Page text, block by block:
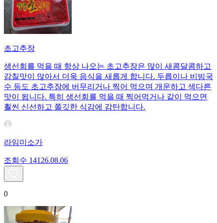
초고추장
생선회를 먹을 때 항상 나오는 초고추장은 많이 새콤달콤하고
감칠맛이 많아서 더욱 음식을 새롭게 합니다. 두릅이나 비빔국
수 등도 초고추장에 버무리거나 찍어 먹으며 개운하고 색다른
맛이 됩니다. 특히 생선회를 먹을 때 찍어먹거나 같이 먹으면
훨씬 신선하고 쫄깃한 식감에 감탄합니다.
라임미소가
조회수 141 26.08.06
0